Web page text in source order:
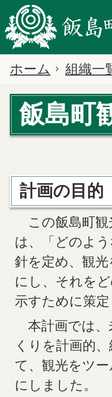
ホーム 組織一
飯島町
計画の目的
この飯島町観
は、「どのよ
針を定め、観
にし、それを
示すために策定
本計画では、
くりを計画的
て、観光をツ
にしました。